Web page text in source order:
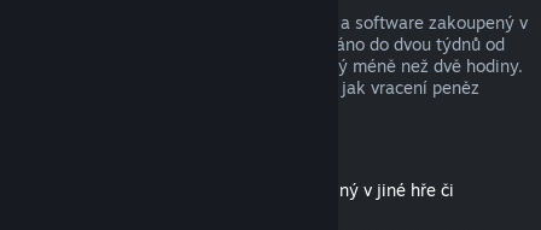
Služba Steam nabízí vrácení peněz za hry a software zakoupený v
obchodě Steam, pokud je o vrácení zažádáno do dvou týdnů od
zakoupení a uživatel měl produkt spuštěný méně než dvě hodiny.
Níže si můžete přečíst kompletní přehled, jak vracení peněz
(produkt z obchodu služby Steam použitelný v jiné hře či